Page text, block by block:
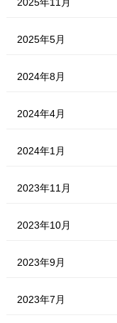
2025年5月
2024年8月
2024年4月
2024年1月
2023年11月
2023年10月
2023年9月
2023年7月